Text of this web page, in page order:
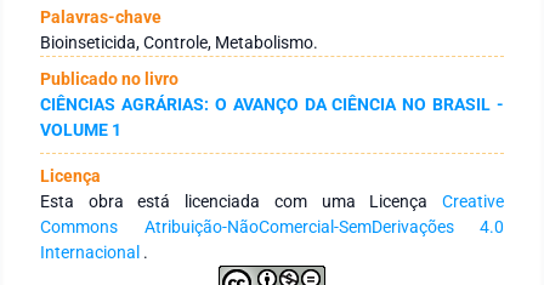
que as protegem contra agentes fitopatógenos, insetos e
estresses variados. Por esse motivo os extratos de plantas
têm sido bastante investigados a fim de avaliar sua
toxicidade mediante os insetos praga, visto que esses
extratos possuem uma grande quantidade de metabólitos
(primários e secundários) e seus efeitos podem variar
bastante. A aplicação desses extratos para o controle de
pragas também tem sido relatada na literatura. Desta forma,
o objetivo deste estudo foi de relatar uma revisão de literatura
sobre os extratos de plantas com potencial inseticida do
Palavras-chave
Bioinseticida, Controle, Metabolismo.
Publicado no livro
CIÊNCIAS AGRÁRIAS: O AVANÇO DA CIÊNCIA NO BRASIL -
VOLUME 1
Licença
Esta obra está licenciada com uma Licença Creative
Commons Atribuição-NãoComercial-SemDerivações 4.0
Internacional .